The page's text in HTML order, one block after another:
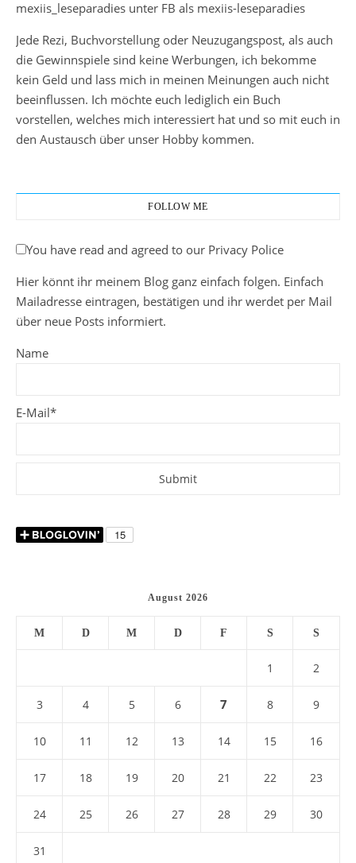
mexiis_leseparadies unter FB als mexiis-leseparadies
Jede Rezi, Buchvorstellung oder Neuzugangspost, als auch
die Gewinnspiele sind keine Werbungen, ich bekomme
kein Geld und lass mich in meinen Meinungen auch nicht
beeinflussen. Ich möchte euch lediglich ein Buch
vorstellen, welches mich interessiert hat und so mit euch in
den Austausch über unser Hobby kommen.
FOLLOW ME
You have read and agreed to our Privacy Police
Hier könnt ihr meinem Blog ganz einfach folgen. Einfach
Mailadresse eintragen, bestätigen und ihr werdet per Mail
über neue Posts informiert.
Name
E-Mail*
August 2026
M D M D F S S
1 2
3 4 5 6 7 8 9
10 11 12 13 14 15 16
17 18 19 20 21 22 23
24 25 26 27 28 29 30
31